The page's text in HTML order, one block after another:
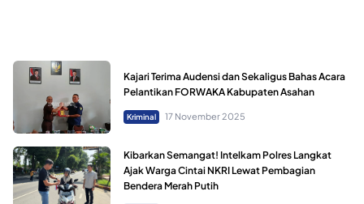
Kajari Terima Audensi dan Sekaligus Bahas Acara
Pelantikan FORWAKA Kabupaten Asahan
Kriminal 17 November 2025
Kibarkan Semangat! Intelkam Polres Langkat
Ajak Warga Cintai NKRI Lewat Pembagian
Bendera Merah Putih